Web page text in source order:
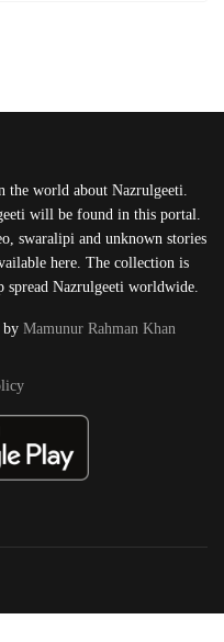
the world about Nazrulgeeti.
will be found in this portal.
swaralipi and unknown stories
here. The collection is
spread Nazrulgeeti worldwide.
by Mamunur Rahman Khan